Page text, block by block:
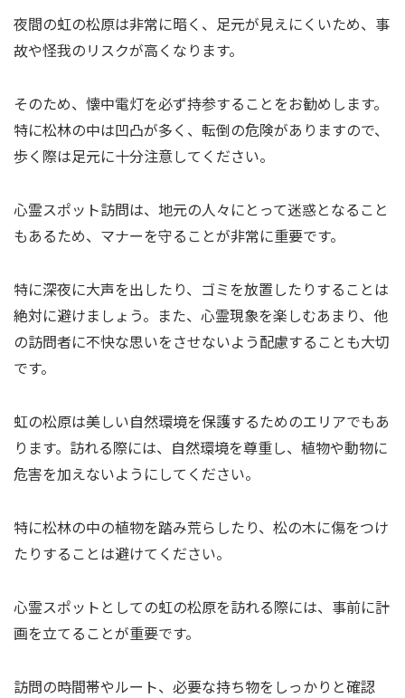
夜間の虹の松原は非常に暗く、足元が見えにくいため、事
故や怪我のリスクが高くなります。
そのため、懐中電灯を必ず持参することをお勧めします。
特に松林の中は凹凸が多く、転倒の危険がありますので、
歩く際は足元に十分注意してください。
心霊スポット訪問は、地元の人々にとって迷惑となること
もあるため、マナーを守ることが非常に重要です。
特に深夜に大声を出したり、ゴミを放置したりすることは
絶対に避けましょう。また、心霊現象を楽しむあまり、他
の訪問者に不快な思いをさせないよう配慮することも大切
です。
虹の松原は美しい自然環境を保護するためのエリアでもあ
ります。訪れる際には、自然環境を尊重し、植物や動物に
危害を加えないようにしてください。
特に松林の中の植物を踏み荒らしたり、松の木に傷をつけ
たりすることは避けてください。
心霊スポットとしての虹の松原を訪れる際には、事前に計
画を立てることが重要です。
訪問の時間帯やルート、必要な持ち物をしっかりと確認